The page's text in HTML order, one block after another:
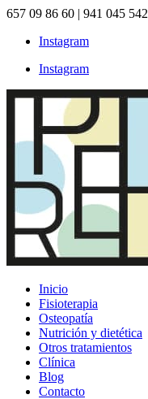
657 09 86 60 | 941 045 542
Instagram
Instagram
Inicio
Fisioterapia
Osteopatía
Nutrición y dietética
Otros tratamientos
Clínica
Blog
Contacto